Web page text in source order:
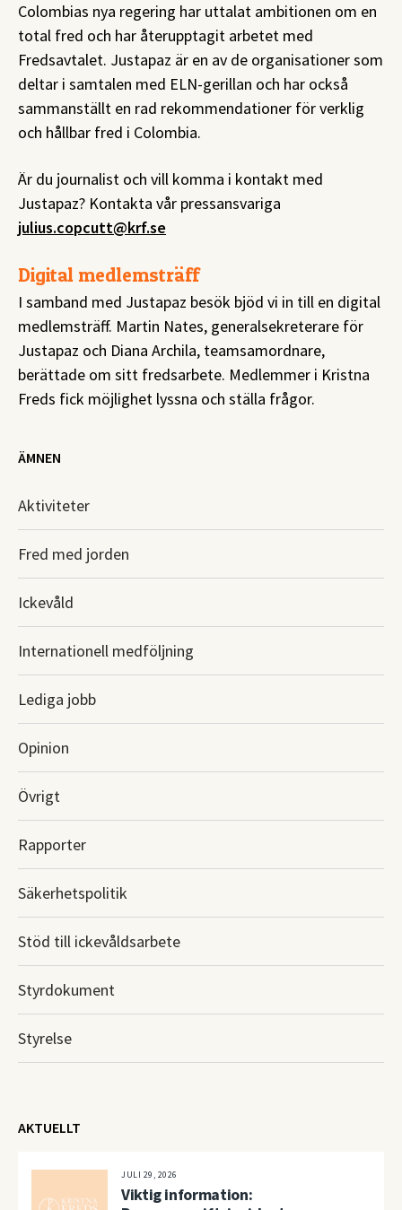
Colombias nya regering har uttalat ambitionen om en
total fred och har återupptagit arbetet med
Fredsavtalet. Justapaz är en av de organisationer som
deltar i samtalen med ELN-gerillan och har också
sammanställt en rad rekommendationer för verklig
och hållbar fred i Colombia.
Är du journalist och vill komma i kontakt med
Justapaz? Kontakta vår pressansvariga
julius.copcutt@krf.se
Digital medlemsträff
I samband med Justapaz besök bjöd vi in till en digital
medlemsträff. Martin Nates, generalsekreterare för
Justapaz och Diana Archila, teamsamordnare,
berättade om sitt fredsarbete. Medlemmer i Kristna
Freds fick möjlighet lyssna och ställa frågor.
ÄMNEN
Aktiviteter
Fred med jorden
Ickevåld
Internationell medföljning
Lediga jobb
Opinion
Övrigt
Rapporter
Säkerhetspolitik
Stöd till ickevåldsarbete
Styrdokument
Styrelse
AKTUELLT
JULI 29, 2026
Viktig information: